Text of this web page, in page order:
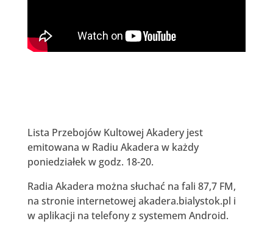
Lista Przebojów Kultowej Akadery jest
emitowana w Radiu Akadera w każdy
poniedziałek w godz. 18-20.
Radia Akadera można słuchać na fali 87,7 FM,
na stronie internetowej akadera.bialystok.pl i
w aplikacji na telefony z systemem Android.